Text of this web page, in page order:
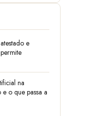
e
na
o que passa a